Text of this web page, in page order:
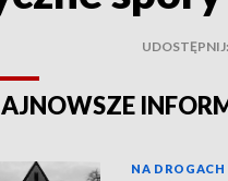
UDOSTĘPNIJ:
NA DROGACH